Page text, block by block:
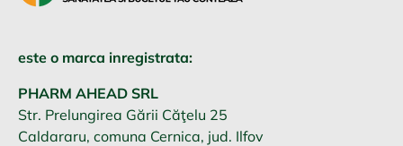
este o marca inregistrata:
PHARM AHEAD SRL
Str. Prelungirea Gării Căţelu 25
Caldararu, comuna Cernica, jud. Ilfov